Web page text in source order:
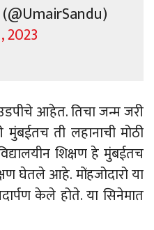
2023
आहेत. तिचा जन्म जरी
ती लहानाची मोठी
शिक्षण हे मुंबईतच
घेतले आहे. मोंहजोदारो या
केले होते. या सिनेमात